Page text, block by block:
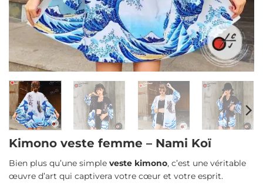
Kimono veste femme – Nami Koï
Bien plus qu’une simple veste kimono, c’est une véritable
œuvre d’art qui captivera votre cœur et votre esprit.